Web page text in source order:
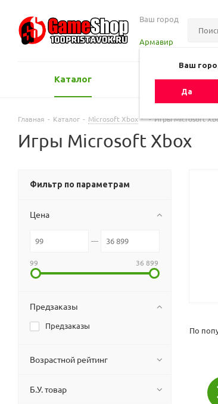
Ваш город
Армавир
Ваш
Да
Каталог Оценить
Главная - Каталог - Microsoft Xbox - Игры Microsoft
Игры Microsoft Xbox
По
Фильтр по параметрам
Цена
99 36 899
Предзаказы
Предзаказы
Возрастной рейтинг
Б.У. товар